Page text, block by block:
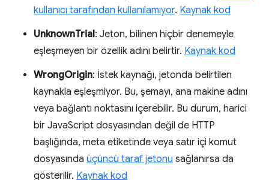
kullanıcı tarafından kullanılamıyor. Kaynak kod
UnknownTrial: Jeton, bilinen hiçbir denemeyle
eşleşmeyen bir özellik adını belirtir. Kaynak kod
WrongOrigin: İstek kaynağı, jetonda belirtilen
kaynakla eşleşmiyor. Bu, şemayı, ana makine adını
veya bağlantı noktasını içerebilir. Bu durum, harici
bir JavaScript dosyasından değil de HTTP
başlığında, meta etiketinde veya satır içi komut
dosyasında üçüncü taraf jetonu sağlanırsa da
gösterilir. Kaynak kod